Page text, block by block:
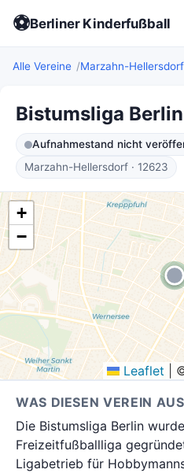
⚽Berliner Kinderfußball
Alle Vereine Marzahn-Hellersdorf
Bistumsliga Berlin
Aufnahmestand nicht
Marzahn-Hellersdorf · 12623
+
−
Leaflet
WAS DIESEN VEREIN
Die Bistumsliga Berlin
Freizeitfußballliga
Ligabetrieb für